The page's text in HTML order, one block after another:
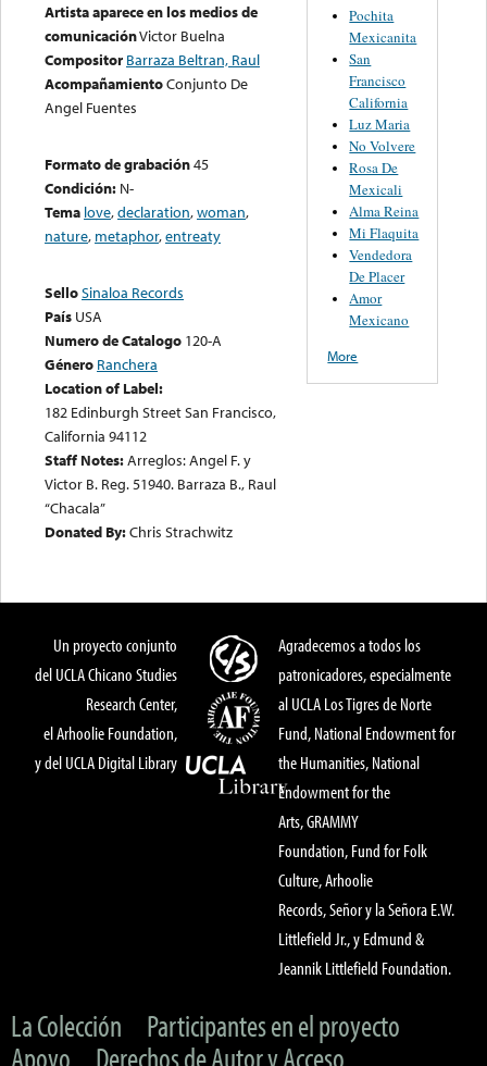
Artista aparece en los medios de
comunicaciónVictor Buelna
Compositor Barraza Beltran, Raul
AcompañamientoConjunto De
Angel Fuentes
Formato de grabación45
Condición: N-
Tema love,declaration,woman,
nature, metaphor,entreaty
SelloSinaloa Records
País USA
Numero de Catalogo 120-A
Género Ranchera
Location of Label:
182 Edinburgh Street San Francisco,
California 94112
Staff Notes:Arreglos: Angel F. y
Victor B. Reg. 51940. Barraza B., Raul
“Chacala”
Donated By:Chris Strachwitz
Pochita
Mexicanita
San
Francisco
California
Luz Maria
No Volvere
Rosa De
Mexicali
Alma Reina
Mi Flaquita
Vendedora
De Placer
Amor
Mexicano
More
Un proyecto conjunto
del UCLA Chicano Studies
Research Center,
el Arhoolie Foundation,
y del UCLA Digital Library
Agradecemos a todos los
patronicadores, especialmente
al UCLA Los Tigres de Norte
Fund, National Endowment for
the Humanities, National
Endowment for the
Arts, GRAMMY
Foundation, Fund for Folk
Culture, Arhoolie
Records, Señor y la Señora E.W.
Littlefield Jr., y Edmund &
Jeannik Littlefield Foundation.
La Colección
Participantes en el proyecto
Apoyo
Derechos de Autor y Acceso